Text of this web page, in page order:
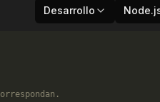
Desarrollo